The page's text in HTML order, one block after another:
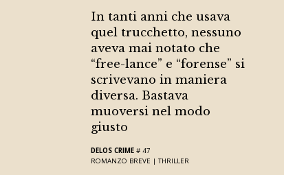
In tanti anni che usava
quel trucchetto, nessuno
aveva mai notato che
“free-lance” e “forense” si
scrivevano in maniera
diversa. Bastava
muoversi nel modo
giusto
DELOS CRIME # 47
ROMANZO BREVE | THRILLER